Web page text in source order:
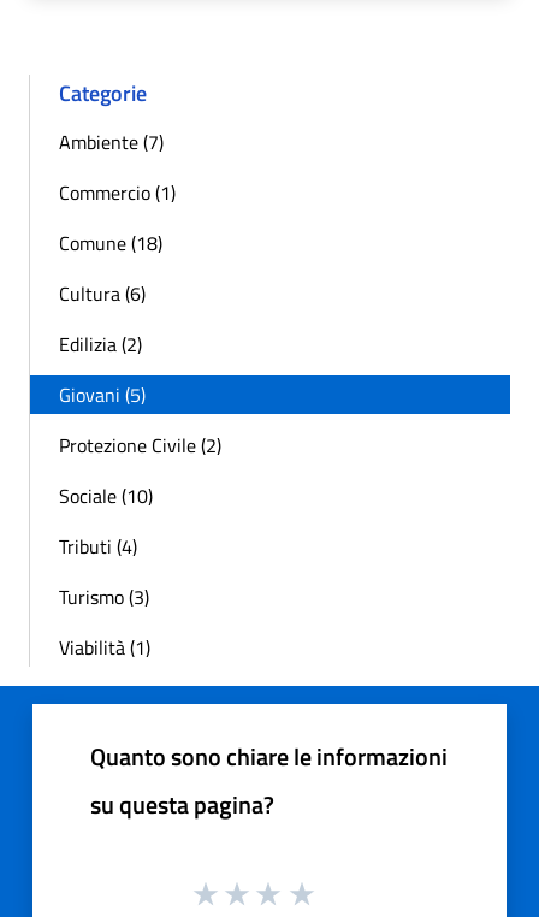
Categorie
Ambiente (7)
Commercio (1)
Comune (18)
Cultura (6)
Edilizia (2)
Giovani (5)
Protezione Civile (2)
Sociale (10)
Tributi (4)
Turismo (3)
Viabilità (1)
Quanto sono chiare le informazioni
su questa pagina?